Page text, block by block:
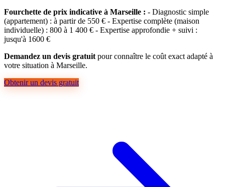
Fourchette de prix indicative à Marseille : - Diagnostic simple
(appartement) : à partir de 550 € - Expertise complète (maison
individuelle) : 800 à 1 400 € - Expertise approfondie + suivi :
jusqu'à 1600 €
Demandez un devis gratuit pour connaître le coût exact adapté à
votre situation à Marseille.
Obtenir un devis gratuit